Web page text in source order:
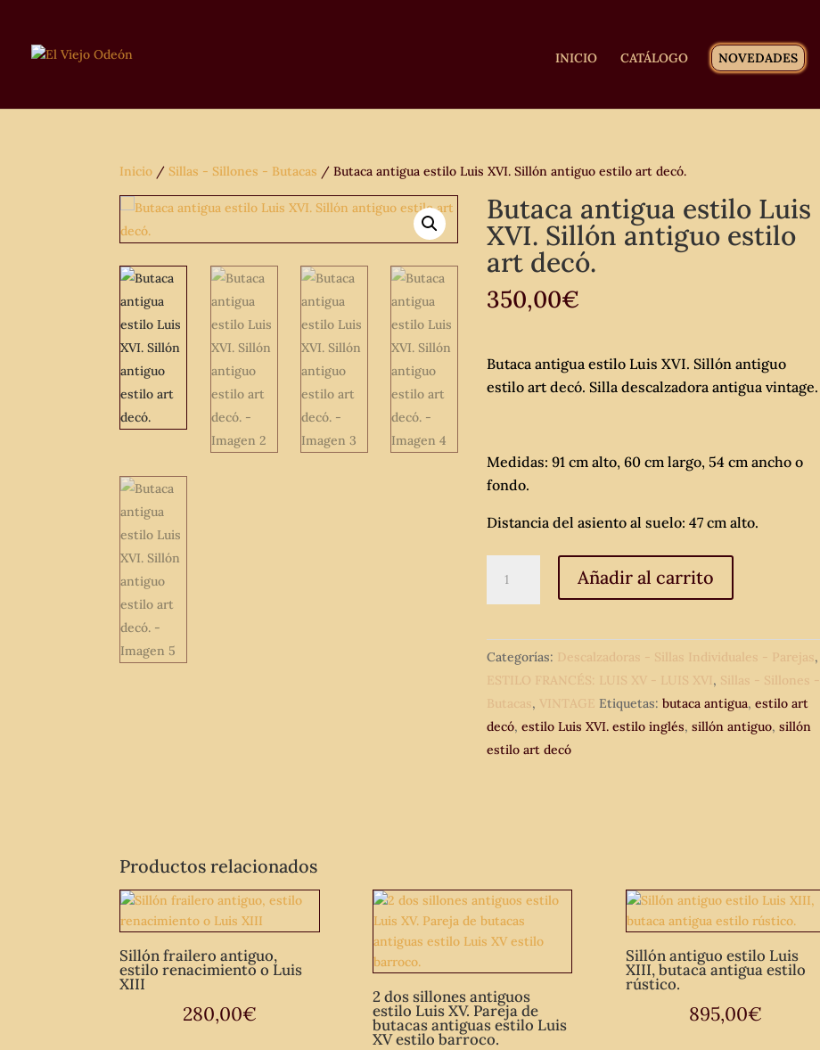
INICIO CATÁLOGO NOVEDADES
Inicio / Sillas - Sillones - Butacas / Butaca antigua estilo Luis XVI. Sillón antiguo estilo art decó.
Butaca antigua estilo Luis
XVI. Sillón antiguo estilo
art decó.
350,00€
Butaca antigua estilo Luis XVI. Sillón antiguo
estilo art decó. Silla descalzadora antigua vintage.
Medidas: 91 cm alto, 60 cm largo, 54 cm ancho o
fondo.
Distancia del asiento al suelo: 47 cm alto.
antigua
Luis
XVI.
Sillón
antiguo
estilo
art
Añadir al carrito
Categorías: Descalzadoras - Sillas Individuales - Parejas,
ESTILO FRANCÉS: LUIS XV - LUIS XVI, Sillas - Sillones -
Butacas, VINTAGE Etiquetas:butaca antigua,estilo art
decó,estilo Luis XVI. estilo inglés,sillón antiguo,sillón
estilo art decó
Productos relacionados
Sillón frailero antiguo,
estilo renacimiento o Luis
XIII
280,00€
2 dos sillones antiguos
estilo Luis XV. Pareja de
butacas antiguas estilo Luis
XV estilo barroco.
Sillón antiguo estilo Luis
XIII, butaca antigua estilo
rústico.
895,00€